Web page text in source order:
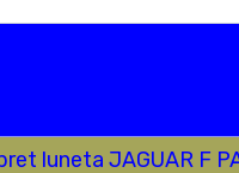
luneta JAGUAR F